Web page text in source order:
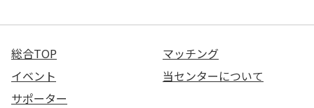
総合TOP
マッチング
イベント
当センターについて
サポーター